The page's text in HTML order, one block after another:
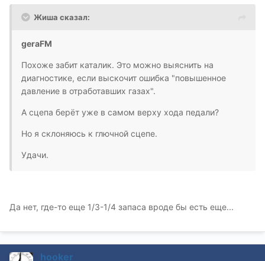
Жиша сказал:
geraFM
Похоже забит каталик. Это можно выяснить на
диагностике, если выскочит ошибка "повышенное
давление в отработавших газах".
А сцепа берёт уже в самом верху хода педали?
Но я склоняюсь к глючной сцепе.
Удачи.
Да нет, где-то еще 1/3-1/4 запаса вроде бы есть еще...
hooker